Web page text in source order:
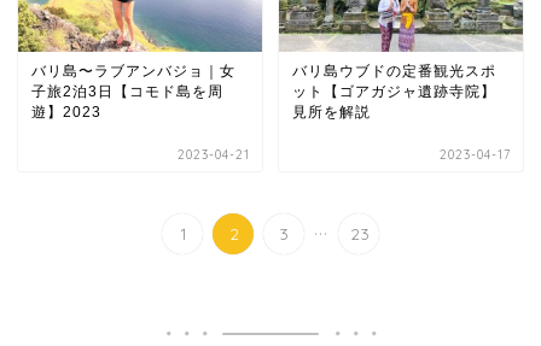
バリ島〜ラブアンバジョ｜女
子旅2泊3日【コモド島を周
遊】2023
2023-04-21
バリ島ウブドの定番観光スポ
ット【ゴアガジャ遺跡寺院】
見所を解説
2023-04-17
1 2 3 ... 23